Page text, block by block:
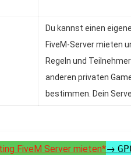
Du kannst einen
FiveM‑Server mieten
Regeln und
anderen privaten
bestimmen. Dein
FiveM Server mieten*→